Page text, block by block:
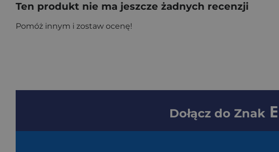
Ten produkt nie ma jeszcze żadnych recenzji
Pomóż innym i zostaw ocenę!
Dołącz do Znak